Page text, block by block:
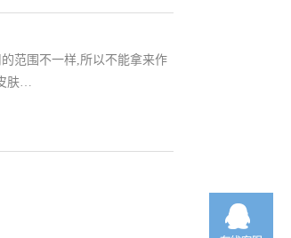
范围不一样,所以不能拿来作
肤…